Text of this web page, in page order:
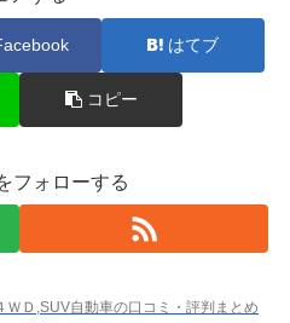
はてブ
コピー
フォローする
Ｄ,SUV自動車の口コミ・評判まとめ